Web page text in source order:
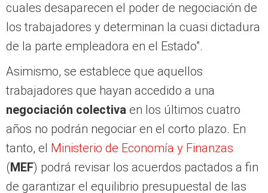
cuales desaparecen el poder de negociación de
los trabajadores y determinan la cuasi dictadura
de la parte empleadora en el Estado”.
Asimismo, se establece que aquellos
trabajadores que hayan accedido a una
negociación colectiva en los últimos cuatro
años no podrán negociar en el corto plazo. En
tanto, el Ministerio de Economía y Finanzas
(MEF) podrá revisar los acuerdos pactados a fin
de garantizar el equilibrio presupuestal de las